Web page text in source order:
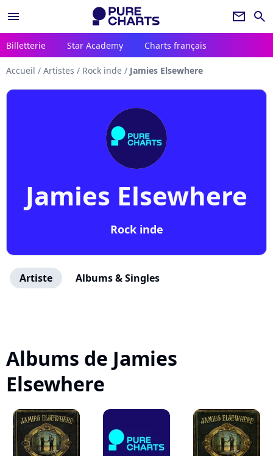
menu newsletter search
Billetterie Star Academy Charts français
Accueil / Artistes / Rock inde / Jamies Elsewhere
Jamies Elsewhere
Rock inde
Artiste Albums & Singles
Albums de Jamies
Elsewhere